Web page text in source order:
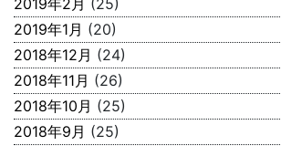
2019年1月 (20)
2018年12月 (24)
2018年11月 (26)
2018年10月 (25)
2018年9月 (25)